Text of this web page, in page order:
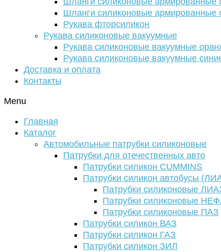
Шланги силиконовые армированные
Рукава фторсиликон
Рукава силиконовые вакуумные
Рукава силиконовые вакуумные
Рукава силиконовые вакуумные
Доставка и оплата
Контакты
Menu
Главная
Каталог
Автомобильные патрубки силиконовые
Патрубки для отечественных авто
Патрубки силикон CUMMINS
Патрубки силикон автобусы
Патрубки силиконовые
Патрубки силиконовые
Патрубки силиконовые ПАЗ
Патрубки силикон ВАЗ
Патрубки силикон ГАЗ
Патрубки силикон ЗИЛ